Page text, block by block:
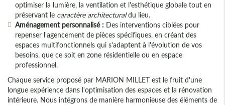
optimiser la lumière, la ventilation et l'esthétique globale tout en
préservant le caractère architecturaldu lieu.
Aménagement personnalisé : Des interventions ciblées pour
repenser l'agencement de pièces spécifiques, en créant des
espaces multifonctionnels qui s'adaptent à l'évolution de vos
besoins, que ce soit en zone résidentielle ou en espace
professionnel.
Chaque service proposé par MARION MILLET est le fruit d'une
longue expérience dans l'optimisation des espaces et la rénovation
intérieure. Nous intégrons de manière harmonieuse des éléments de